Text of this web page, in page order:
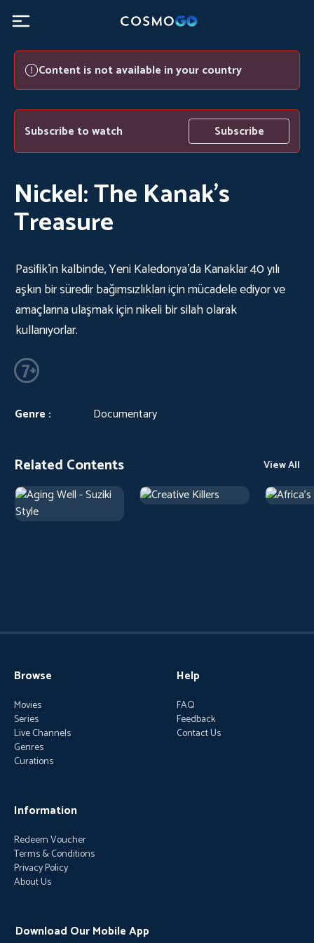
Content is not available in your country
Subscribe to watch Subscribe
Nickel: The Kanak's
Treasure
Pasifik'in kalbinde, Yeni Kaledonya'da Kanaklar 40 yılı
aşkın bir süredir bağımsızlıkları için mücadele ediyor ve
amaçlarına ulaşmak için nikeli bir silah olarak
kullanıyorlar.
Genre : Documentary
Related Contents View All
Browse
Movies
Series
Live Channels
Genres
Curations
Help
FAQ
Feedback
Contact Us
Information
Redeem Voucher
Terms & Conditions
Privacy Policy
About Us
Download Our Mobile App